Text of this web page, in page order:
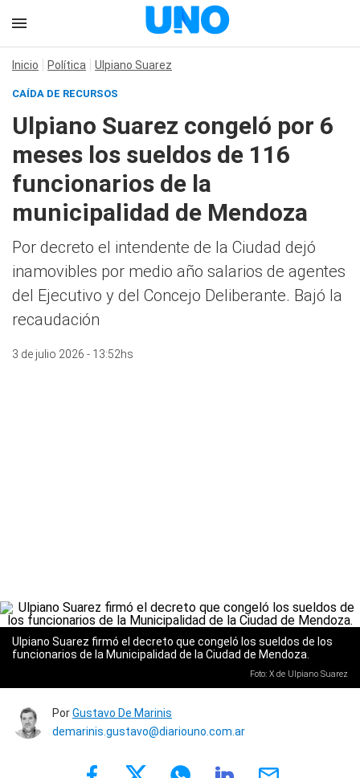
Inicio Política Ulpiano Suarez
CAÍDA DE RECURSOS
Ulpiano Suarez congeló por 6
meses los sueldos de 116
funcionarios de la
municipalidad de Mendoza
Por decreto el intendente de la Ciudad dejó
inamovibles por medio año salarios de agentes
del Ejecutivo y del Concejo Deliberante. Bajó la
recaudación
3 de julio 2026 - 13:52hs
Ulpiano Suarez firmó el decreto que congeló los sueldos de los
funcionarios de la Municipalidad de la Ciudad de Mendoza.
Foto: X de Ulpiano Suarez
PorGustavo De Marinis
demarinis.gustavo@diariouno.com.ar